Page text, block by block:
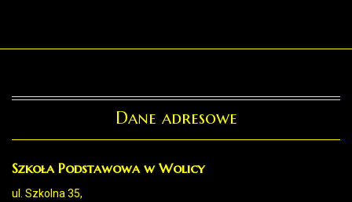
Dane adresowe
Szkoła Podstawowa w Wolicy
ul. Szkolna 35,